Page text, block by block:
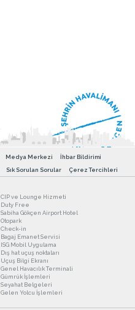
Medya Merkezi
İhbar Bildirimi
Sık Sorulan Sorular Çerez Tercihleri
CIP ve Lounge Hizmeti
Duty Free
Sabiha Gökçen Airport Hotel
Otopark
Check-in
Bagaj Emanet Servisi
ISG Mobil Uygulama
Dış hat uçuş noktaları
Uçuş Bilgi Ekranı
Genel Havacılık Terminali
Gümrük İşlemleri
Seyahat Belgeleri
Gelen Yolcu İşlemleri